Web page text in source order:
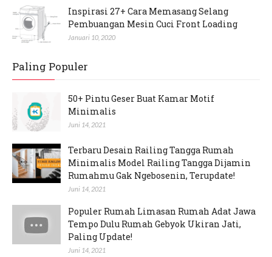
Inspirasi 27+ Cara Memasang Selang
Pembuangan Mesin Cuci Front Loading
Januari 10, 2020
Paling Populer
50+ Pintu Geser Buat Kamar Motif
Minimalis
Juni 14, 2021
Terbaru Desain Railing Tangga Rumah
Minimalis Model Railing Tangga Dijamin
Rumahmu Gak Ngebosenin, Terupdate!
Juni 14, 2021
Populer Rumah Limasan Rumah Adat Jawa
Tempo Dulu Rumah Gebyok Ukiran Jati,
Paling Update!
Juni 14, 2021